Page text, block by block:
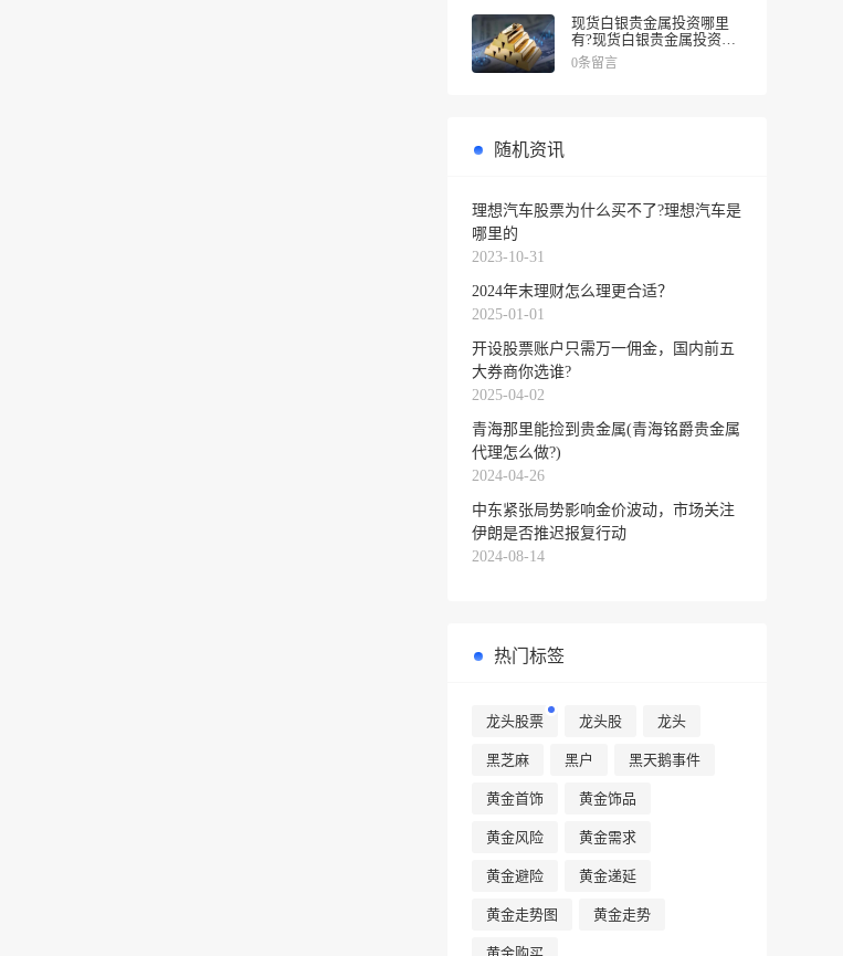
现货白银贵金属投资哪里
有?现货白银贵金属投资被
诱导投资亏损
0条留言
随机资讯
理想汽车股票为什么买不了?理想汽车是
哪里的
2023-10-31
2024年末理财怎么理更合适？
2025-01-01
开设股票账户只需万一佣金，国内前五
大券商你选谁?
2025-04-02
青海那里能捡到贵金属(青海铭爵贵金属
代理怎么做?)
2024-04-26
中东紧张局势影响金价波动，市场关注
伊朗是否推迟报复行动
2024-08-14
热门标签
龙头股票 龙头股 龙头
黑芝麻 黑户 黑天鹅事件
黄金首饰 黄金饰品
黄金风险 黄金需求
黄金避险 黄金递延
黄金走势图 黄金走势